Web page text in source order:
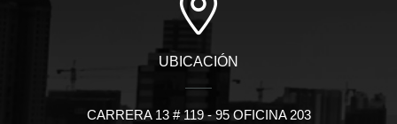
UBICACIÓN
CARRERA 13 # 119 - 95 OFICINA 203